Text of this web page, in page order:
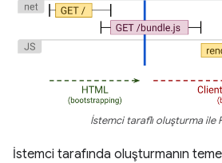
İstemci taraflı oluşturma ile
İstemci tarafında oluşturmanın